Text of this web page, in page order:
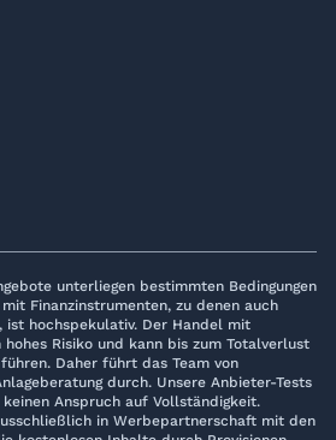
unterliegen bestimmten Bedingungen
Finanzinstrumenten, zu denen auch
ist hochspekulativ. Der Handel mit
Risiko und kann bis zum Totalverlust
Daher führt das Team von
durch. Unsere Anbieter-Tests
Anspruch auf Vollständigkeit.
in Werbepartnerschaft mit den